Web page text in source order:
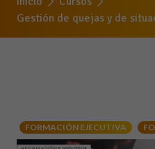
Gestión de quejas y de
FORMACIÓN EJECUTIVA